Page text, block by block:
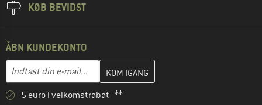
KØB BEVIDST
ÅBN KUNDEKONTO
E-mail-adresse
Indtast din e-mailadresse her, og opret i næste trin din
5 euro i velkomstrabat **